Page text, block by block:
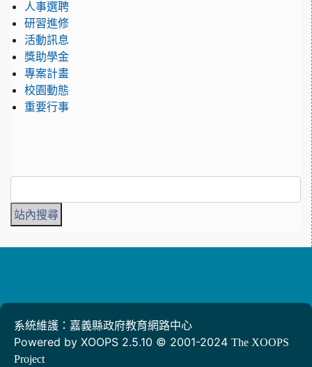
人事選聘
研習進修
活動訊息
獎助學金
專案計畫
校園動態
重要行事
系統維護：嘉義縣政府教育網路中心
Powered by XOOPS 2.5.10 © 2001-2024 The XOOPS
Project